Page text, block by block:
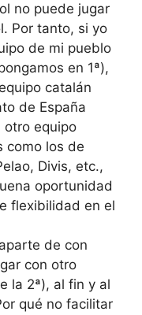
no puede jugar
Por tanto, si yo
de mi pueblo
en 1ª),
catalán
de España
otro equipo
como los de
Divis, etc.,
oportunidad
flexibilidad en el
de con
con otro
la 2ª), al fin y al
qué no facilitar